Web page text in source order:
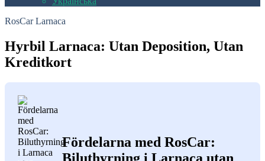
RosCar Larnaca
Hyrbil Larnaca: Utan Deposition, Utan
Kreditkort
Fördelarna med RosCar: